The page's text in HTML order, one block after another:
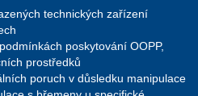
technických zařízení
poskytování OOPP,
prostředků
poruch v důsledku manipulace